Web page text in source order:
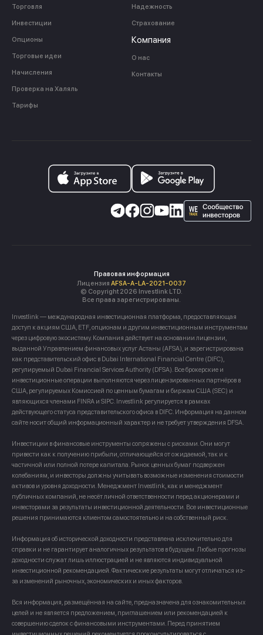
Торговля
Инвестиции
Опционы
Торговые идеи
Начисления
Проверка на Халяль
Тарифы
Надежность
Страхование
Компания
О нас
Контакты
Правовая информация
Лицензия AFSA-A-LA-2021-0037
© Copyright 2026 Investlink LTD.
Все права зарегистрированы.
Investlink — международная инвестиционная платформа, предоставляющая
доступ к акциям США, ETF, опционам и другим инвестиционным инструментам
через цифровую экосистему. Компания действует на основании лицензии,
выданной Управлением финансовых услуг Астаны (AFSA), и зарегистрирована
как представительский офис в Dubai International Financial Centre (DIFC),
регулируемый Dubai Financial Services Authority (DFSA). Все брокерские и
инвестиционные операции выполняются через лицензированных партнёров в
США, регулируемых Комиссией по ценным бумагам и биржам США (SEC) и
являющихся членами FINRA и SIPC. Investlink регулируется в рамках
действующего статуса представительского офиса в DIFC. Информация на данном
сайте носит общий информационный характер и не требует утверждения DFSA.
Инвестиции в финансовые инструменты сопряжены с рисками. Они могут
привести как к получению прибыли, отличающейся от ожидаемой, так и к
частичной или полной потере капитала. Рынок ценных бумаг подвержен
колебаниям, и инвесторы должны учитывать возможные изменения стоимости
активов и уровня доходности. Менеджмент Investlink, как и менеджмент
публичных компаний, не несёт личной ответственности перед акционерами и
инвесторами за результаты инвестиционной деятельности. Все инвестиционные
решения принимаются клиентом самостоятельно и на собственный риск.
Информация об исторической доходности представлена исключительно для
справки и не гарантирует аналогичных результатов в будущем. Любые прогнозы
доходности служат лишь иллюстрацией и не являются индивидуальной
инвестиционной рекомендацией. Фактические результаты могут отличаться из-
за изменений рыночных, экономических и иных факторов.
Вся информация, размещённая на сайте, предназначена для ознакомительных
целей и не является предложением, приглашением или рекомендацией к
совершению сделок с финансовыми инструментами. Перед принятием